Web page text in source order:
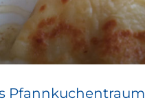
Pfannkuchentraum